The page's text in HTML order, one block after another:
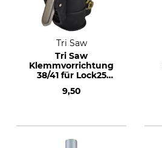
Tri Saw
Tri Saw
Klemmvorrichtung
38/41 für Lock25
Teleskopgestänge
9,50